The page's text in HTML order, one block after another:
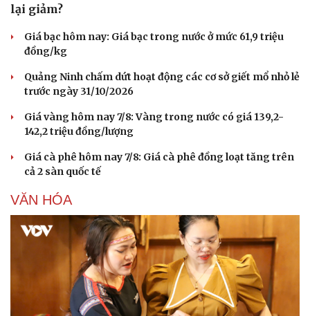
lại giảm?
Giá bạc hôm nay: Giá bạc trong nước ở mức 61,9 triệu
đồng/kg
Quảng Ninh chấm dứt hoạt động các cơ sở giết mổ nhỏ lẻ
trước ngày 31/10/2026
Giá vàng hôm nay 7/8: Vàng trong nước có giá 139,2-
142,2 triệu đồng/lượng
Giá cà phê hôm nay 7/8: Giá cà phê đồng loạt tăng trên
cả 2 sàn quốc tế
VĂN HÓA